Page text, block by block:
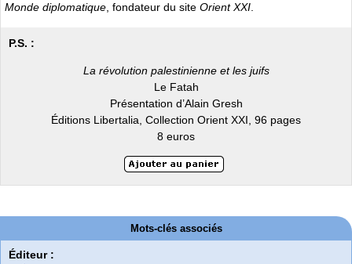
Monde diplomatique, fondateur du site Orient XXI.
P.S. :
La révolution palestinienne et les juifs
Le Fatah
Présentation d’Alain Gresh
Éditions Libertalia, Collection Orient XXI, 96 pages
8 euros
Mots-clés associés
Éditeur :